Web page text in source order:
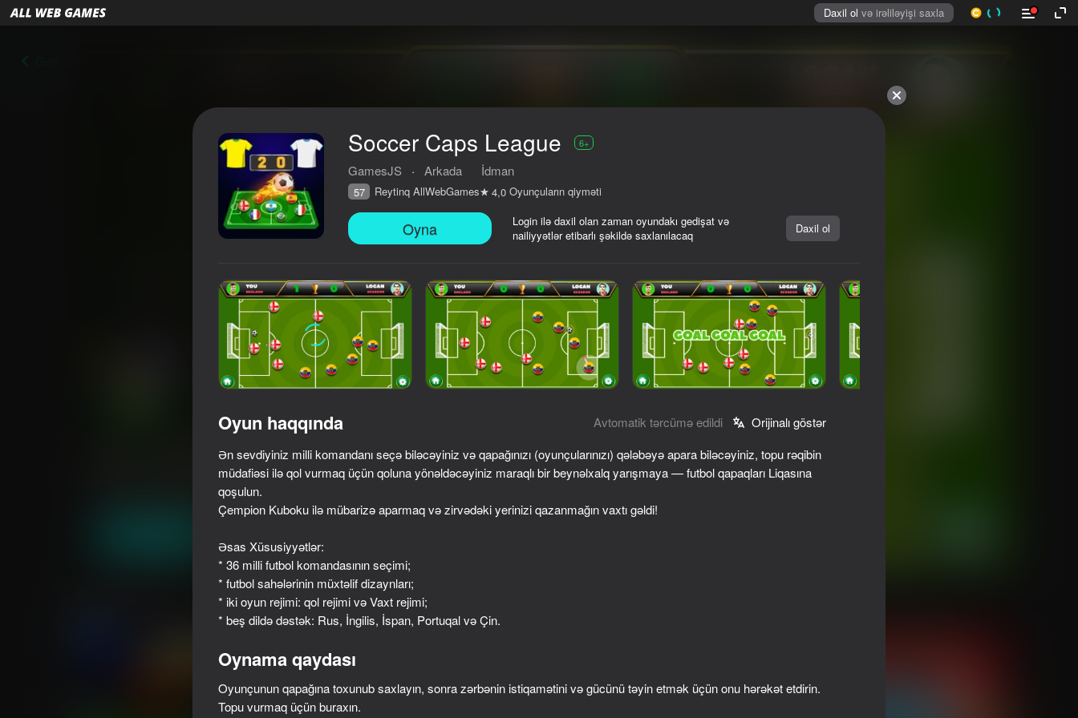
Daxil ol və irəliləyişi saxla
Soccer Caps League
Reytinq AllWebGames 4,0 Oyunçuların qiyməti 6+
GamesJS
Soccer Caps League 6+
GamesJS · Arkada İdman
57 Reytinq AllWebGames 4,0 Oyunçuların qiyməti
Oyna
Login ilə daxil olan zaman oyundakı gedişat və
nailiyyətlər etibarlı şəkildə saxlanılacaq
Daxil ol
Oyun haqqında Avtomatik tərcümə edildi
Orijinalı göstər
Ən sevdiyiniz milli komandanı seçə biləcəyiniz və qapağınızı (oyunçularınızı) qələbəyə apara biləcəyiniz, topu rəqibin
müdafiəsi ilə qol vurmaq üçün qoluna yönəldəcəyiniz maraqlı bir beynəlxalq yarışmaya — futbol qapaqları Liqasına
qoşulun.
Çempion Kuboku ilə mübarizə aparmaq və zirvədəki yerinizi qazanmağın vaxtı gəldi!
Əsas Xüsusiyyətlər:
* 36 milli futbol komandasının seçimi;
* futbol sahələrinin müxtəlif dizaynları;
* iki oyun rejimi: qol rejimi və Vaxt rejimi;
* beş dildə dəstək: Rus, İngilis, İspan, Portuqal və Çin.
Oynama qaydası
Oyunçunun qapağına toxunub saxlayın, sonra zərbənin istiqamətini və gücünü təyin etmək üçün onu hərəkət etdirin.
Topu vurmaq üçün buraxın.